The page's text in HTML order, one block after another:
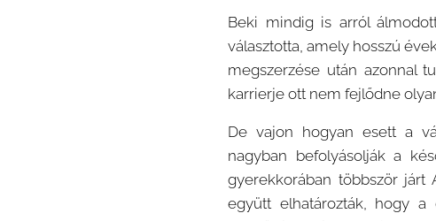
Beki mindig is arról
választotta, amely hosszú
megszerzése után azonnal
karrierje ott nem fejlődne
De vajon hogyan esett a
nagyban befolyásolják a
gyerekkorában többször járt
együtt elhatározták, hogy a